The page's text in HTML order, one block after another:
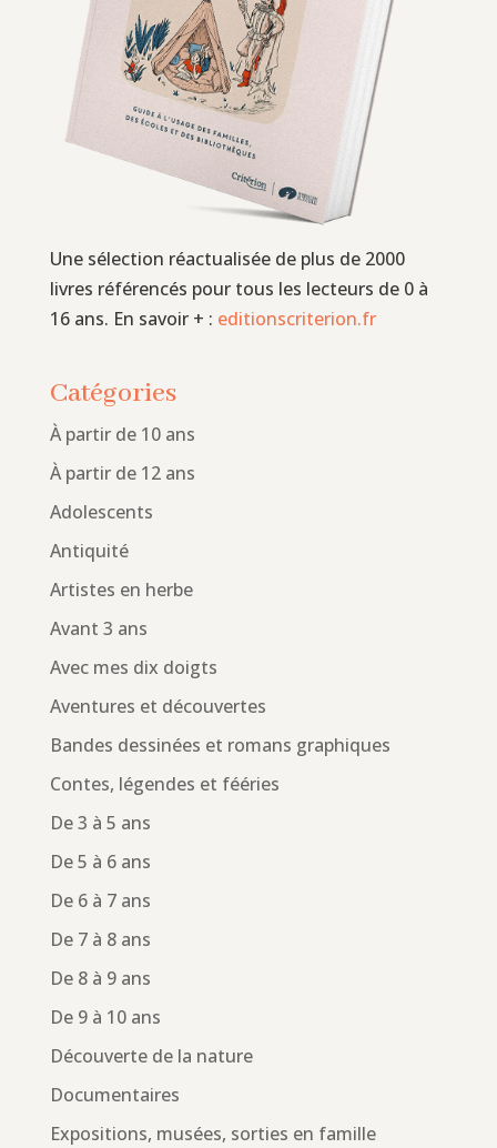
Une sélection réactualisée de plus de 2000
livres référencés pour tous les lecteurs de 0 à
16 ans. En savoir + : editionscriterion.fr
Catégories
À partir de 10 ans
À partir de 12 ans
Adolescents
Antiquité
Artistes en herbe
Avant 3 ans
Avec mes dix doigts
Aventures et découvertes
Bandes dessinées et romans graphiques
Contes, légendes et fééries
De 3 à 5 ans
De 5 à 6 ans
De 6 à 7 ans
De 7 à 8 ans
De 8 à 9 ans
De 9 à 10 ans
Découverte de la nature
Documentaires
Expositions, musées, sorties en famille